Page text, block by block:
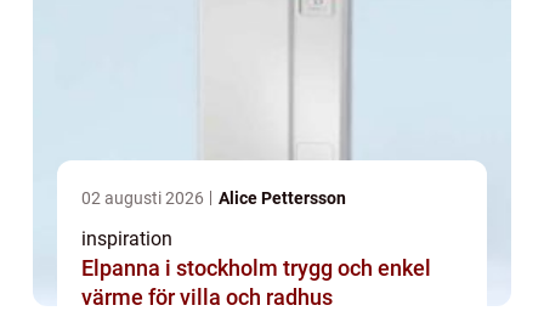
02 augusti 2026 Alice Pettersson
inspiration
Elpanna i stockholm trygg och enkel
värme för villa och radhus